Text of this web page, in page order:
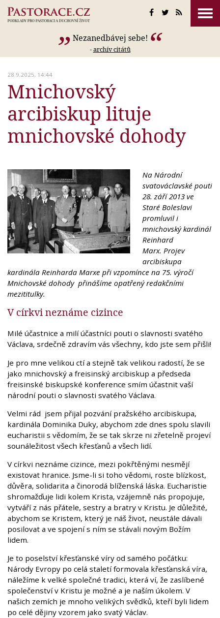
Nezanedbávej sebe!
-archív citátů
28.9.2025, 14:44
Mnichovský
arcibiskup lituje
mnichovské dohody
Na Národní
svatováclavské pouti
28. září 2013 ve
Staré Boleslavi
promluvil i
mnichovský kardinál
Reinhard
Marx. Projev
arcibiskupa
kardinála Reinharda Marxe při vzpomínce na 75. výročí
Mnichovské dohody přinášíme opatřený redakčními
mezititulky.
V církvi neznáme cizince
Milé účastnice a milí účastníci pouti o slavnosti svatého
Václava, srdečně zdravím vás všechny, kdo jste sem přišli!
Je pro mne velikou ctí a stejně tak velikou radostí, že se
jako mnichovský a freisinský arcibiskup a předseda
freisinské biskupské konference smím účastnit vaší
národní pouti o slavnosti svatého Václava.
Velmi rád jsem přijal pozvání pražského arcibiskupa,
kardinála Dominika Duky, abychom zde dnes spolu slavili
eucharistii s vědomím, že se tak skrze ni zřetelně projeví
sounáležitost všech křesťanů a všech lidí.
V církvi neznáme cizince, mezi pokřtěnými nesmějí
existovat hranice. Jsme-li si toho vědomi, roste blízkost,
důvěra, solidarita a činorodá blíženská láska. Eucharistie
shromažďuje lidi kolem Krista, vzájemně nás propojuje,
vytváří z nás přátele, sestry a bratry v Kristu. Je důležité,
abychom se Kristem, který je náš život, neustále dávali
posilovat a ve spojení s ním se stávali novým Božím
lidem.
Je to poselství křesťanské víry od samého počátku:
Národy Evropy po celá staletí formovala křesťanská víra,
náležíme k velké společné tradici, která ví, že zaslíbené
společenství v Kristu je možné a je naším úkolem. V
našich zemích je mnoho velikých svědků, kteří byli lidem
po celé dějiny vzorem jako svatý Václav.